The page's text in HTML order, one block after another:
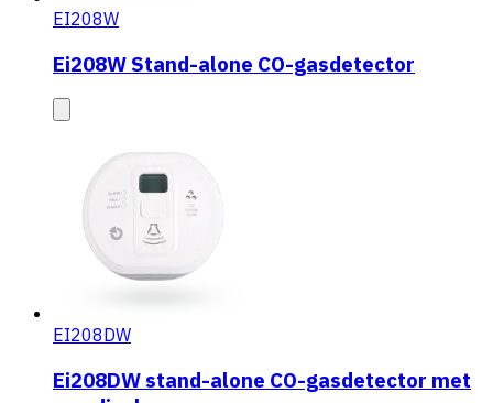
EI208W
Ei208W Stand-alone CO-gasdetector
EI208DW
Ei208DW stand-alone CO-gasdetector met